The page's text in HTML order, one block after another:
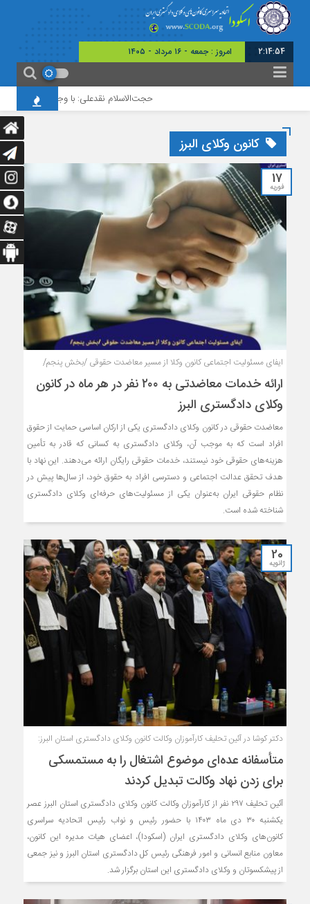
2:14:55 امروز : جمعه - ۱۶ مرداد - ۱۴۰۵
حجت‌الاسلام نقدعلی: با وجود افزایش
کانون وکلای البرز
17
فوریه
ایفای مسئولیت اجتماعی کانون وکلا از مسیر معاضدت حقوقی /بخش پنجم/
ارائه خدمات معاضدتی به ۲۰۰ نفر در هر ماه در کانون
وکلای دادگستری البرز
معاضدت حقوقی در کانون وکلای دادگستری یکی از ارکان اساسی حمایت از حقوق
افراد است که به موجب آن، وکلای دادگستری به کسانی که قادر به تأمین
هزینه‌های حقوقی خود نیستند، خدمات حقوقی رایگان ارائه می‌دهند. این نهاد با
هدف تحقق عدالت اجتماعی و دسترسی افراد به حقوق خود، از سال‌ها پیش در
نظام حقوقی ایران به‌عنوان یکی از مسئولیت‌های حرفه‌ای وکلای دادگستری
شناخته شده است.
20
ژانویه
دکتر کوشا در آئین تحلیف کارآموزان وکالت کانون وکلای دادگستری استان البرز:
متأسفانه عده‌ای موضوع اشتغال را به مستمسکی
برای زدن نهاد وکالت تبدیل کردند
آئین تحلیف ۲۹۷ نفر از کارآموزان وکالت کانون وکلای دادگستری استان البرز عصر
یکشنبه ۳۰ دی ماه ۱۴۰۳ با حضور رئیس و نواب رئیس اتحادیه سراسری
کانون‌های وکلای دادگستری ایران (اسکودا)، اعضای هیات مدیره این کانون،
معاون منابع انسانی و امور فرهنگی رئیس کل دادگستری استان البرز و نیز جمعی
از پیشکسوتان و وکلای دادگستری این استان برگزار شد.